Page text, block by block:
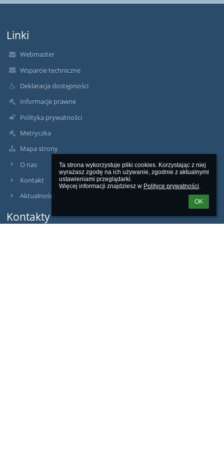
Ta strona wykorzystuje pliki cookies. Korzystając z niej
wyrażasz zgodę na ich używanie, zgodnie z aktualnymi
ustawieniami przeglądarki.
Więcej informacji znajdziesz w Polityce prywatności.
OK
Linki
Webmaster
Wsparcie techniczne
Deklaracja dostępności
Informacje prawne
Polityka prywatności
Metryczka
Mapa strony
O nas
Kontakt
Aktualności
Kontakty